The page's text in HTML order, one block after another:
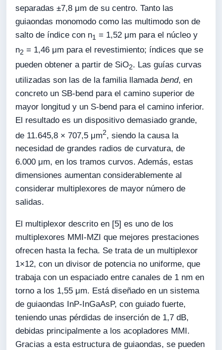
separadas ±7,8 μm de su centro. Tanto las
guiaondas monomodo como las multimodo son de
salto de índice con n1 = 1,52 μm para el núcleo y
n2 = 1,46 μm para el revestimiento; índices que se
pueden obtener a partir de SiO2. Las guías curvas
utilizadas son las de la familia llamadabend, en
concreto un SB-bend para el camino superior de
mayor longitud y un S-bend para el camino inferior.
El resultado es un dispositivo demasiado grande,
de 11.645,8 × 707,5 μm2, siendo la causa la
necesidad de grandes radios de curvatura, de
6.000 μm, en los tramos curvos. Además, estas
dimensiones aumentan considerablemente al
considerar multiplexores de mayor número de
salidas.
El multiplexor descrito en [5] es uno de los
multiplexores MMI-MZI que mejores prestaciones
ofrecen hasta la fecha. Se trata de un multiplexor
1×12, con un divisor de potencia no uniforme, que
trabaja con un espaciado entre canales de 1 nm en
torno a los 1,55 μm. Está diseñado en un sistema
de guiaondas InP-InGaAsP, con guiado fuerte,
teniendo unas pérdidas de inserción de 1,7 dB,
debidas principalmente a los acopladores MMI.
Gracias a esta estructura de guiaondas, se pueden